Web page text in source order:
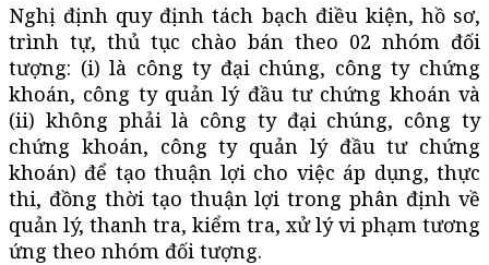
Nghị định quy định tách bạch điều kiện, hồ sơ,
trình tự, thủ tục chào bán theo 02 nhóm đối
tượng: (i) là công ty đại chúng, công ty chứng
khoán, công ty quản lý đầu tư chứng khoán và
(ii) không phải là công ty đại chúng, công ty
chứng khoán, công ty quản lý đầu tư chứng
khoán) để tạo thuận lợi cho việc áp dụng, thực
thi, đồng thời tạo thuận lợi trong phân định về
quản lý, thanh tra, kiểm tra, xử lý vi phạm tương
ứng theo nhóm đối tượng.